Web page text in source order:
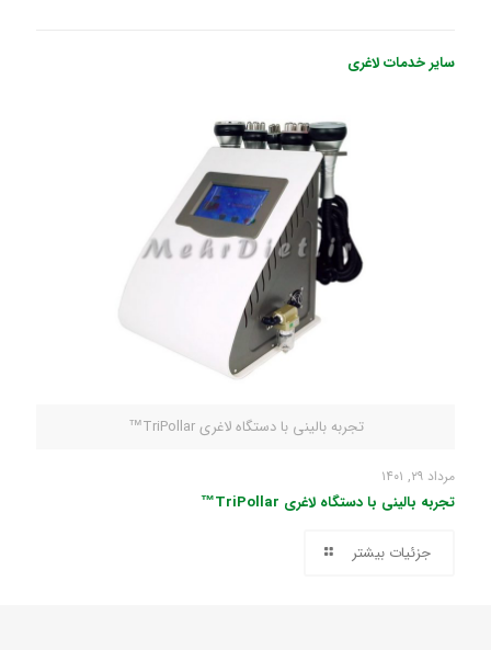
سایر خدمات لاغری
تجربه بالینی با دستگاه لاغری TriPollar™
مرداد ۲۹, ۱۴۰۱
تجربه بالینی با دستگاه لاغری TriPollar™
جزئیات بیشتر